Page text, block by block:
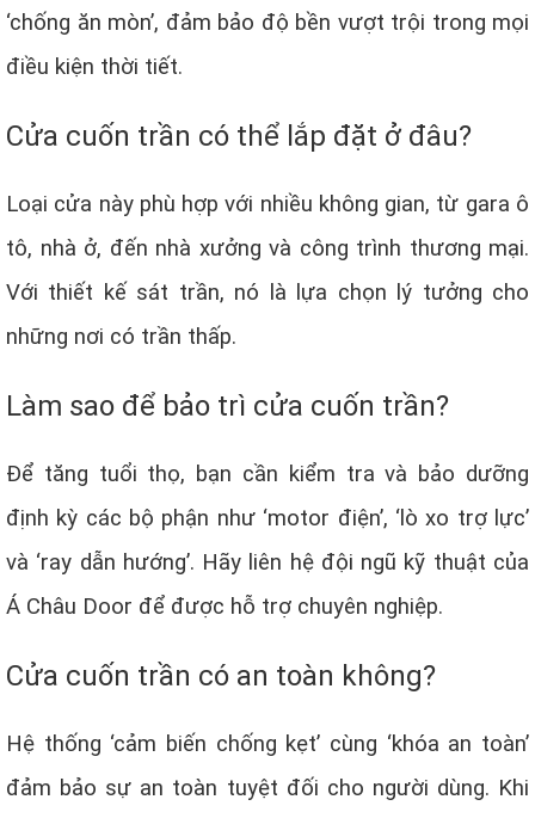
‘chống ăn mòn’, đảm bảo độ bền vượt trội trong mọi
điều kiện thời tiết.
Cửa cuốn trần có thể lắp đặt ở đâu?
Loại cửa này phù hợp với nhiều không gian, từ gara ô
tô, nhà ở, đến nhà xưởng và công trình thương mại.
Với thiết kế sát trần, nó là lựa chọn lý tưởng cho
những nơi có trần thấp.
Làm sao để bảo trì cửa cuốn trần?
Để tăng tuổi thọ, bạn cần kiểm tra và bảo dưỡng
định kỳ các bộ phận như ‘motor điện’, ‘lò xo trợ lực’
và ‘ray dẫn hướng’. Hãy liên hệ đội ngũ kỹ thuật của
Á Châu Door để được hỗ trợ chuyên nghiệp.
Cửa cuốn trần có an toàn không?
Hệ thống ‘cảm biến chống kẹt’ cùng ‘khóa an toàn’
đảm bảo sự an toàn tuyệt đối cho người dùng. Khi